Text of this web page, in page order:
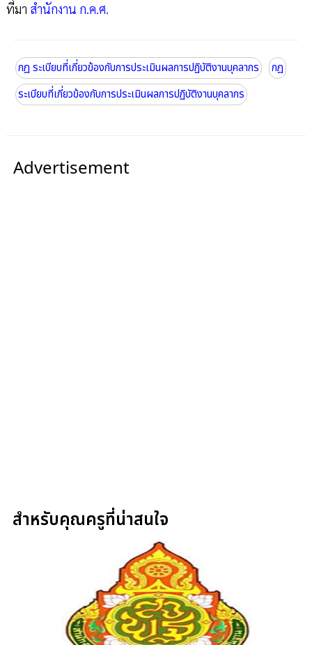
ที่มา สำนักงาน ก.ค.ศ.
กฎ ระเบียบที่เกี่ยวข้องกับการประเมินผลการปฏิบัติงานบุคลากร
กฎ
ระเบียบที่เกี่ยวข้องกับการประเมินผลการปฏิบัติงานบุคลากร
Advertisement
สำหรับคุณครูที่น่าสนใจ